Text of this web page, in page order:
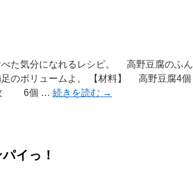
た気分になれるレシピ。 高野豆腐のふん
のボリュームよ。 【材料】 高野豆腐4個
枚 6個 … 続きを読む →
イっ！